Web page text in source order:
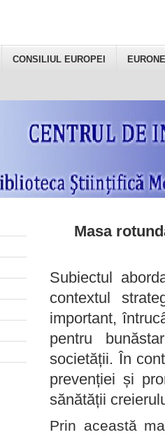
CONSILIUL EUROPEI
Masa
Subiectul
contextul
important,
pentru
societății. În
prevenției și
sănătății
Prin această